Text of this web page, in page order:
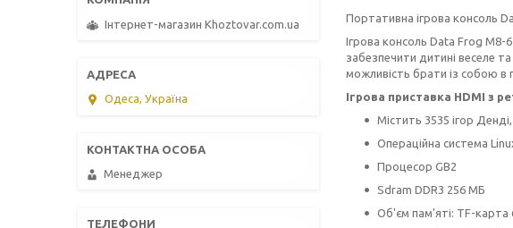
Портативна ігрова консоль
Ігрова консоль Data Frog M8-
забезпечити дитині веселе
можливість брати із собою
Ігрова приставка HDMI з
Містить 3535 ігор
Операційна система
Процесор GB2
Sdram DDR3 256 МБ
Oб'єм пам'яті: TF-карта
Інтернет-магазин Khoztovar.com.ua
Одеса, Україна
Менеджер